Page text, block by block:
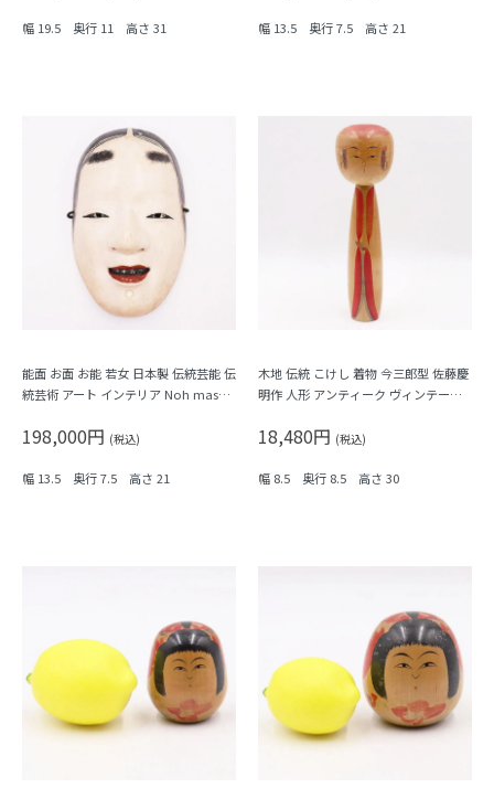
幅 19.5 奥行 11 高さ 31 幅 13.5 奥行 7.5 高さ 21
能面 お面 お能 若女 日本製 伝統芸能 伝
統芸術 アート インテリア Noh mask,
198,000円 (税込)
幅 13.5 奥行 7.5 高さ 21
木地 伝統 こけし 着物 今三郎型 佐藤慶
明作 人形 アンティーク ヴィンテージ
eshi
18,480円 (税込)
幅 8.5 奥行 8.5 高さ 30